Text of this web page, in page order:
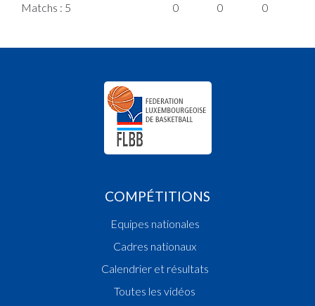
Matchs : 5 0 0 0
COMPÉTITIONS
Equipes nationales
Cadres nationaux
Calendrier et résultats
Toutes les vidéos